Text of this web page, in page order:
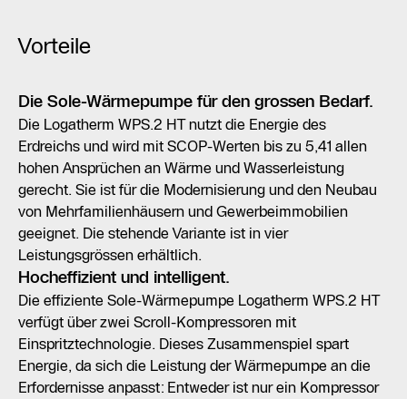
Vorteile
Die Sole-Wärmepumpe für den grossen Bedarf.
Die Logatherm WPS.2 HT nutzt die Energie des
Erdreichs und wird mit SCOP-Werten bis zu 5,41 allen
hohen Ansprüchen an Wärme und Wasserleistung
gerecht. Sie ist für die Modernisierung und den Neubau
von Mehrfamilienhäusern und Gewerbeimmobilien
geeignet. Die stehende Variante ist in vier
Leistungsgrössen erhältlich.
Hocheffizient und intelligent.
Die effiziente Sole-Wärmepumpe Logatherm WPS.2 HT
verfügt über zwei Scroll-Kompressoren mit
Einspritztechnologie. Dieses Zusammenspiel spart
Energie, da sich die Leistung der Wärmepumpe an die
Erfordernisse anpasst: Entweder ist nur ein Kompressor